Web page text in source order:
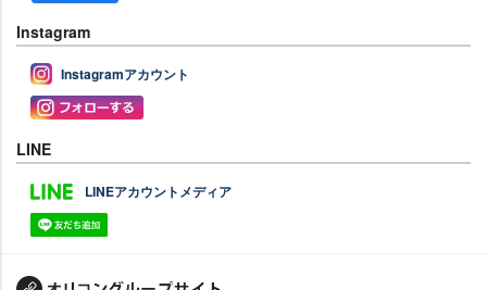
Instagram
Instagramアカウント
LINE
LINEアカウントメディア